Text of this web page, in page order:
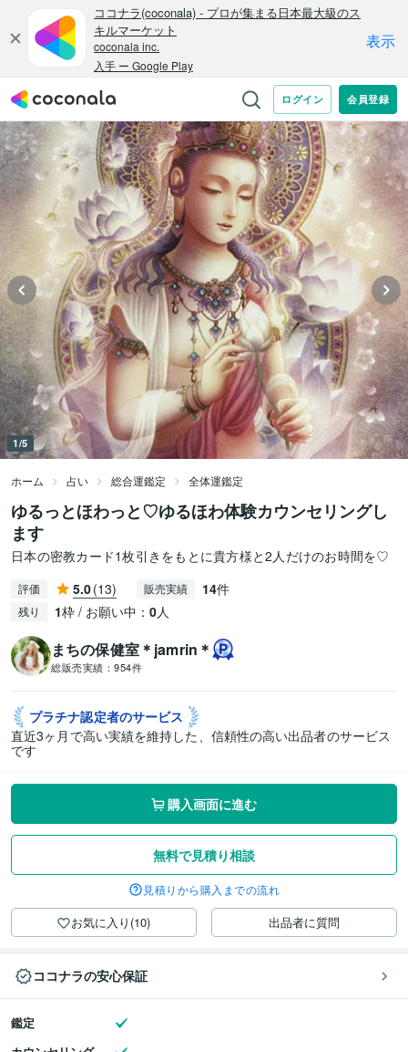
1/5
ホーム 占い 総合運鑑定 全体運鑑定
ゆるっとほわっと♡ゆるほわ体験カウンセリングし
ます
日本の密教カード1枚引きをもとに貴方様と2人だけのお時間を♡
評価 5.0(13) 販売実績 14件
残り 1枠 / お願い中： 0人
まちの保健室＊jamrin＊
総販売実績： 954件
プラチナ認定者のサービス
直近3ヶ月で高い実績を維持した、信頼性の高い出品者のサービス
です
購入画面に進む
無料で見積り相談
見積りから購入までの流れ
お気に入り(10) 出品者に質問
ココナラの安心保証
鑑定